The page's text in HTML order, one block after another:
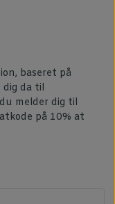
baseret på
dig da til
melder dig til
på 10% at